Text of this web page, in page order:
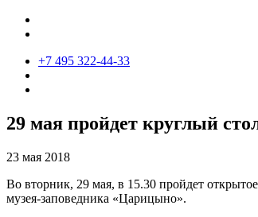
+7 495 322-44-33
29 мая пройдет круглый
23 мая 2018
Во вторник, 29 мая, в 15.30 пройдет
музея-заповедника «Царицыно».